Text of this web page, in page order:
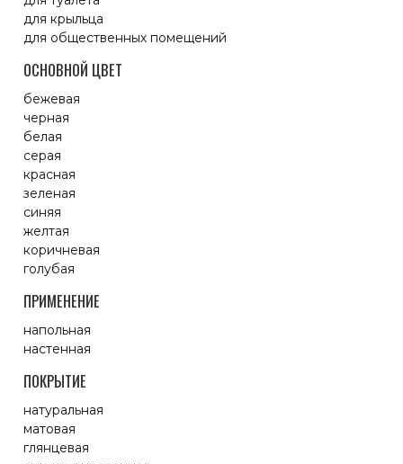
для крыльца
для общественных помещений
ОСНОВНОЙ ЦВЕТ
бежевая
черная
белая
серая
красная
зеленая
синяя
желтая
коричневая
голубая
ПРИМЕНЕНИЕ
напольная
настенная
ПОКРЫТИЕ
натуральная
матовая
глянцевая